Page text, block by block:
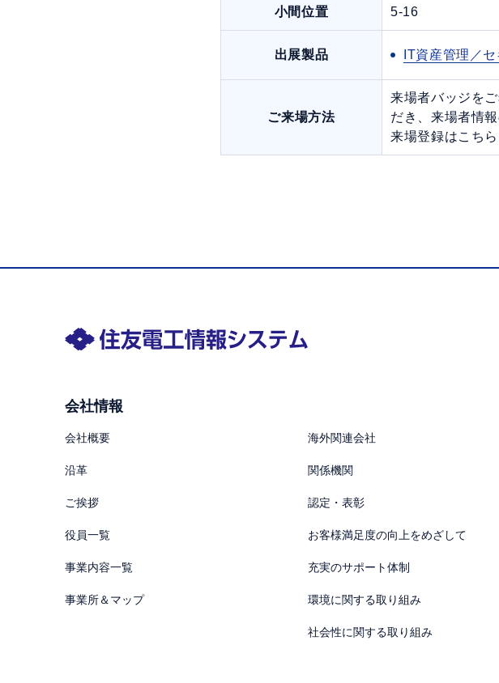
小間位置 5-16
出展製品 IT資産管理／
ご来場方法
来場者バッジを
だき、来場者情
来場登録はこち
会社情報
会社概要
沿革
ご挨拶
役員一覧
事業内容一覧
事業所＆マップ
海外関連会社
関係機関
認定・表彰
お客様満足度の向上をめざして
充実のサポート体制
環境に関する取り組み
社会性に関する取り組み